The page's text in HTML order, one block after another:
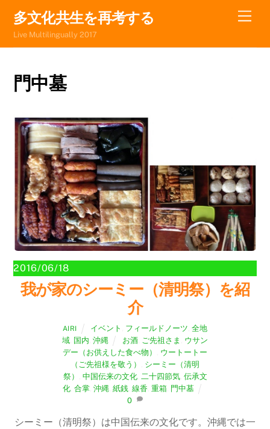
content
多文化共生を再考する
Live Multilingually 2017
門中墓
2016/06/18
我が家のシーミー（清明祭）を紹
介
AIRI イベント フィールドノーツ ,全地
域 国内 ,沖縄 お酒, ご先祖さま
ウサン
デー（お供えした食べ物）
ウートートー
（ご先祖様を敬う）
シーミー（清明
祭）
中国伝来の文化, 二十四節気, 伝承文
化, 合掌, 沖縄 紙銭 線香 重箱, 門中墓
0
シーミー（清明祭）は中国伝来の文化です。沖縄では一